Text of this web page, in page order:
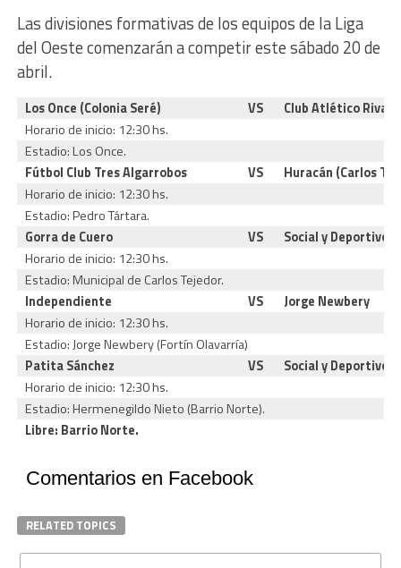
Las divisiones formativas de los equipos de la Liga
del Oeste comenzarán a competir este sábado 20 de
abril.
Los Once (Colonia Seré) VS
Club Atlético
Horario de inicio: 12:30 hs.
Estadio: Los Once.
Fútbol Club Tres Algarrobos
VS
Huracán (Carlos
Horario de inicio: 12:30 hs.
Estadio: Pedro Tártara.
Gorra de Cuero
VS
Social y Deportivo
Horario de inicio: 12:30 hs.
Estadio: Municipal de Carlos Tejedor.
Independiente
VS
Jorge Newbery
Horario de inicio: 12:30 hs.
Estadio: Jorge Newbery (Fortín Olavarría)
Patita Sánchez
VS
Social y Deportivo
Horario de inicio: 12:30 hs.
Estadio: Hermenegildo Nieto (Barrio Norte).
Libre: Barrio Norte.
Comentarios en Facebook
RELATED TOPICS